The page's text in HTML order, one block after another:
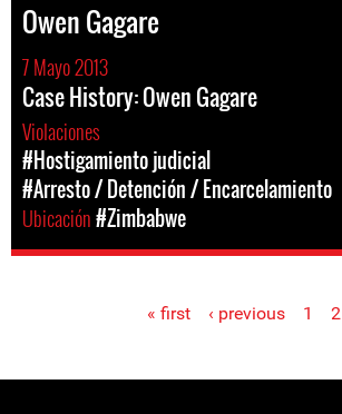
Owen Gagare
7 Mayo 2013
Case History: Owen Gagare
Violaciones
#Hostigamiento judicial
#Arresto / Detención / Encarcelamiento
Ubicación#Zimbabwe
« first ‹ previous 1 2